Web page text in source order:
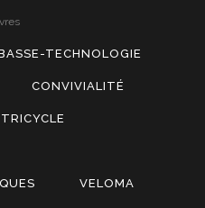
TECHNOLOGIE
CONVIVIALITÉ
VELOMA